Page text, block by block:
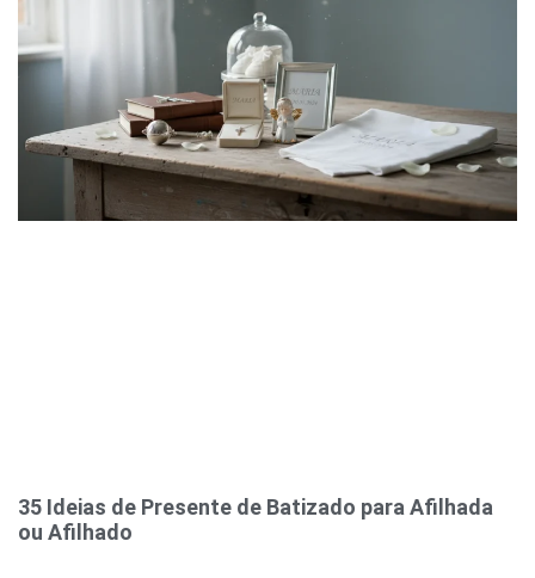
35 Ideias de Presente de Batizado para Afilhada
ou Afilhado